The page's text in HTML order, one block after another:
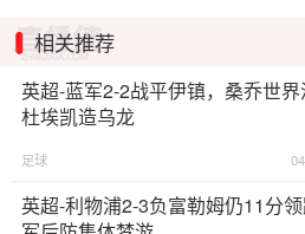
相关推荐
英超-蓝军2-2战平伊镇，桑乔世
杜埃凯造乌龙
足球
英超-利物浦2-3负富勒姆仍11分